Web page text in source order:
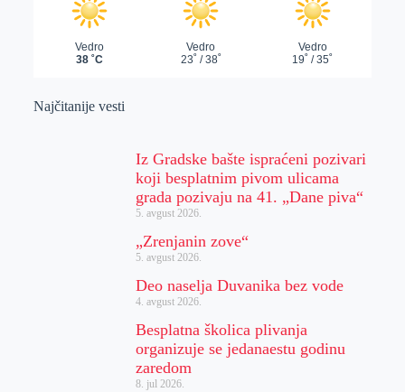
Najčitanije vesti
Iz Gradske bašte ispraćeni pozivari
koji besplatnim pivom ulicama
grada pozivaju na 41. „Dane piva“
5. avgust 2026.
„Zrenjanin zove“
5. avgust 2026.
Deo naselja Duvanika bez vode
4. avgust 2026.
Besplatna školica plivanja
organizuje se jedanaestu godinu
zaredom
8. jul 2026.